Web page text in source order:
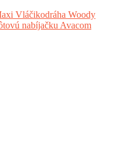
Vláčikodráha Woody
nabíjačku Avacom